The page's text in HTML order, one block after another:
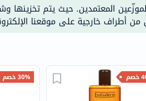
التحسس
الغذائي
الصحية
البشرة
والشعر
المعتمدين. حيث يتم
أطراف خارجية على موقعنا
30% خصم